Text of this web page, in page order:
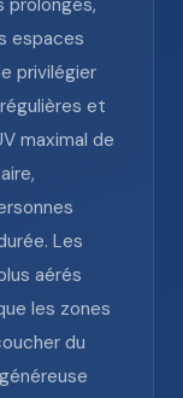
prolongés,
espaces
privilégier
et
maximal de
Les
aérés
les zones
du